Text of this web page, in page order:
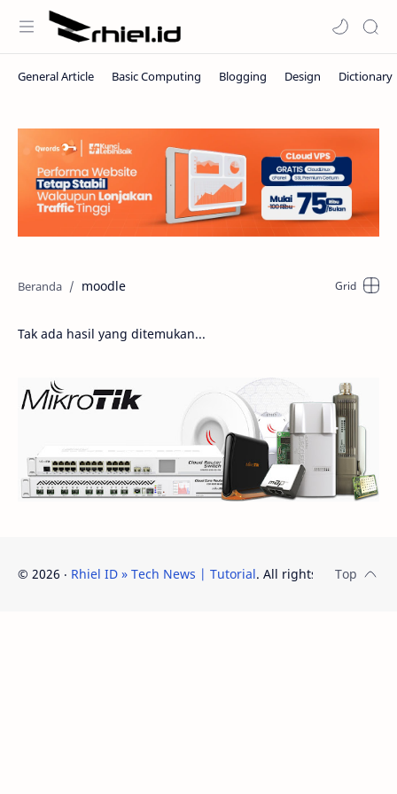
moodle
Tak ada hasil yang ditemukan...
© 2026 ‧ Rhiel ID » Tech News | Tutorial. All rights reserved.